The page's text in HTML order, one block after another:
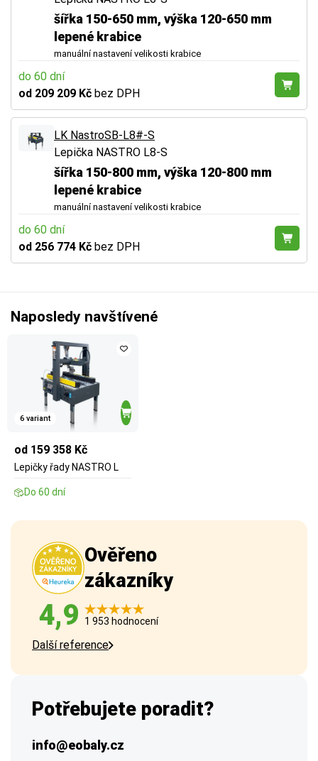
šířka 150-650 mm, výška 120-650 mm
lepené krabice
manuální nastavení velikosti krabice
do 60 dní
od 209 209 Kč bez DPH
LK NastroSB-L8#-S
Lepička NASTRO L8-S
šířka 150-800 mm, výška 120-800 mm
lepené krabice
manuální nastavení velikosti krabice
do 60 dní
od 256 774 Kč bez DPH
Naposledy navštívené
6 variant
od 159 358 Kč
Lepičky řady NASTRO L
Do 60 dní
Ověřeno
zákazníky
4,9 1 953 hodnocení
Další reference
Potřebujete poradit?
info@eobaly.cz